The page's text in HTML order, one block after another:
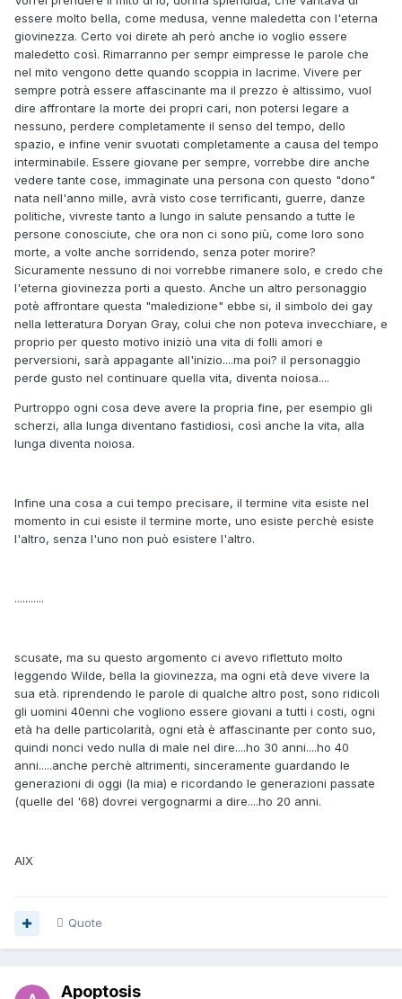
essere molto bella, come medusa, venne maledetta con l'eterna
giovinezza. Certo voi direte ah però anche io voglio essere
maledetto così. Rimarranno per sempr eimpresse le parole che
nel mito vengono dette quando scoppia in lacrime. Vivere per
sempre potrà essere affascinante ma il prezzo è altissimo, vuol
dire affrontare la morte dei propri cari, non potersi legare a
nessuno, perdere completamente il senso del tempo, dello
spazio, e infine venir svuotati completamente a causa del tempo
interminabile. Essere giovane per sempre, vorrebbe dire anche
vedere tante cose, immaginate una persona con questo "dono"
nata nell'anno mille, avrà visto cose terrificanti, guerre, danze
politiche, vivreste tanto a lungo in salute pensando a tutte le
persone conosciute, che ora non ci sono più, come loro sono
morte, a volte anche sorridendo, senza poter morire?
Sicuramente nessuno di noi vorrebbe rimanere solo, e credo che
l'eterna giovinezza porti a questo. Anche un altro personaggio
potè affrontare questa "maledizione" ebbe si, il simbolo dei gay
nella letteratura Doryan Gray, colui che non poteva invecchiare, e
proprio per questo motivo iniziò una vita di folli amori e
perversioni, sarà appagante all'inizio....ma poi? il personaggio
perde gusto nel continuare quella vita, diventa noiosa....
Purtroppo ogni cosa deve avere la propria fine, per esempio gli
scherzi, alla lunga diventano fastidiosi, così anche la vita, alla
lunga diventa noiosa.
Infine una cosa a cui tempo precisare, il termine vita esiste nel
momento in cui esiste il termine morte, uno esiste perchè esiste
l'altro, senza l'uno non può esistere l'altro.
...........
scusate, ma su questo argomento ci avevo riflettuto molto
leggendo Wilde, bella la giovinezza, ma ogni età deve vivere la
sua età. riprendendo le parole di qualche altro post, sono ridicoli
gli uomini 40enni che vogliono essere giovani a tutti i costi, ogni
età ha delle particolarità, ogni età è affascinante per conto suo,
quindi nonci vedo nulla di male nel dire....ho 30 anni....ho 40
anni.....anche perchè altrimenti, sinceramente guardando le
generazioni di oggi (la mia) e ricordando le generazioni passate
(quelle del '68) dovrei vergognarmi a dire....ho 20 anni.
AlX
Quote
Apoptosis